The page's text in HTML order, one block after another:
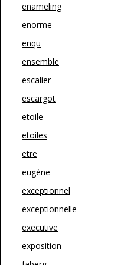
enameling
enorme
enqu
ensemble
escalier
escargot
etoile
etoiles
etre
eugène
exceptionnel
exceptionnelle
executive
exposition